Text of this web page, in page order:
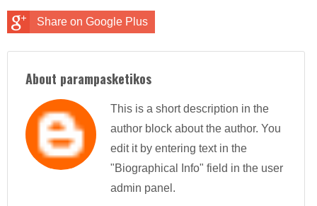
Share on Google Plus
About parampasketikos
This is a short description in the
author block about the author. You
edit it by entering text in the
"Biographical Info" field in the user
admin panel.